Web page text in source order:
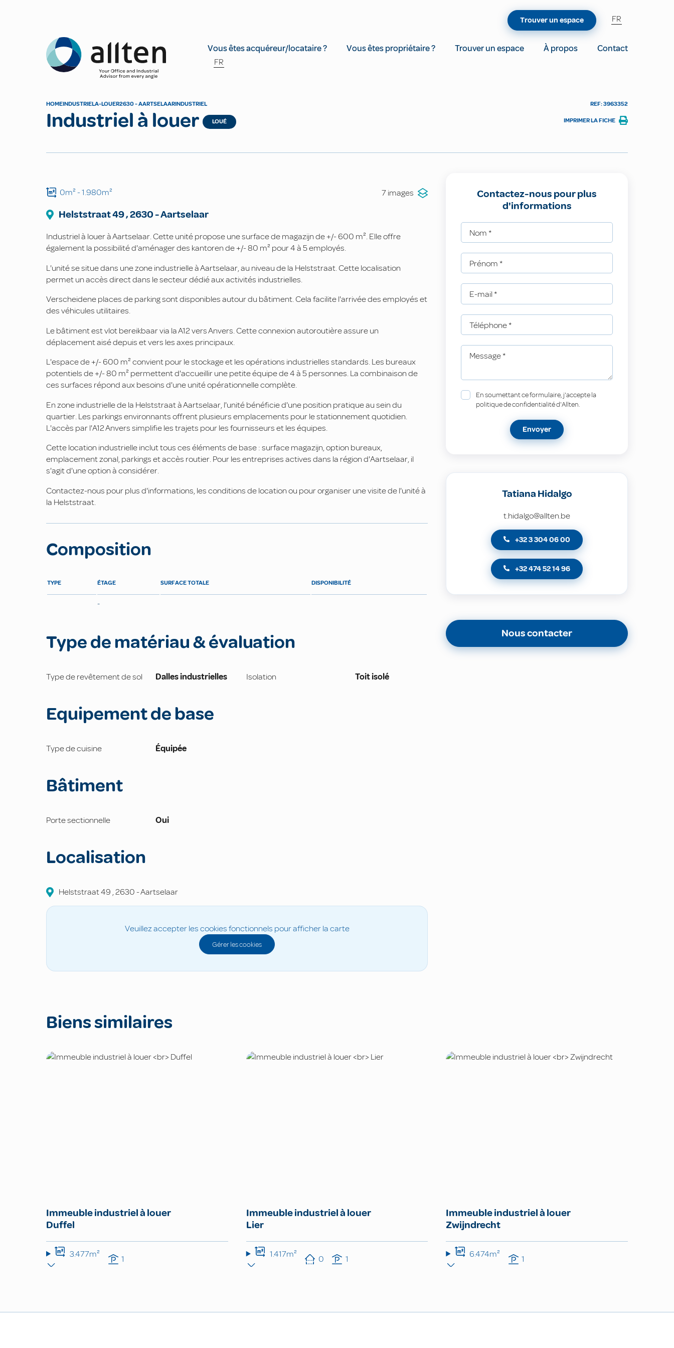
Allten
Vous êtes acquéreur/locataire ? Vous êtes propriétaire ? Trouver un espace À propos
Contact
FR
Trouver un espace FR
HOMEINDUSTRIELA-LOUER2630 - AARTSELAARINDUSTRIEL
Industriel à louer LOUÉ
REF: 3963352
IMPRIMER LA FICHE
0m²- 1.980m² 7 images
Helststraat 49,2630-Aartselaar
Industriel à louer à Aartselaar. Cette unité propose une surface de magazijn de +/- 600 m². Elle offre
également la possibilité d'aménager des kantoren de +/- 80 m² pour 4 à 5 employés.
L'unité se situe dans une zone industrielle à Aartselaar, au niveau de la Helststraat. Cette localisation
permet un accès direct dans le secteur dédié aux activités industrielles.
Verscheidene places de parking sont disponibles autour du bâtiment. Cela facilite l'arrivée des employés et
des véhicules utilitaires.
Le bâtiment est vlot bereikbaar via la A12 vers Anvers. Cette connexion autoroutière assure un
déplacement aisé depuis et vers les axes principaux.
L'espace de +/- 600 m² convient pour le stockage et les opérations industrielles standards. Les bureaux
potentiels de +/- 80 m² permettent d'accueillir une petite équipe de 4 à 5 personnes. La combinaison de
ces surfaces répond aux besoins d'une unité opérationnelle complète.
En zone industrielle de la Helststraat à Aartselaar, l'unité bénéficie d'une position pratique au sein du
quartier. Les parkings environnants offrent plusieurs emplacements pour le stationnement quotidien.
L'accès par l'A12 Anvers simplifie les trajets pour les fournisseurs et les équipes.
Cette location industrielle inclut tous ces éléments de base : surface magazijn, option bureaux,
emplacement zonal, parkings et accès routier. Pour les entreprises actives dans la région d'Aartselaar, il
s'agit d'une option à considérer.
Contactez-nous pour plus d'informations, les conditions de location ou pour organiser une visite de l'unité à
la Helststraat.
Composition
TYPE ÉTAGE SURFACE TOTALE DISPONIBILITÉ
-
Type de matériau & évaluation
Type de revêtement de sol Dalles industrielles Isolation Toit isolé
Equipement de base
Type de cuisine Équipée
Bâtiment
Porte sectionnelle Oui
Localisation
Helststraat 49 ,2630-Aartselaar
Veuillez accepter les cookies fonctionnels pour afficher la carte
Gérer les cookies
Contactez-nous pour plus
d'informations
Nom *
Prénom *
E-mail *
Téléphone*
Message*
En soumettant ce formulaire, j'accepte la
politique de confidentialité d'Allten.
Envoyer
Tatiana Hidalgo
t.hidalgo@allten.be
+32 3 304 06 00
+32 474 52 14 96
Nous contacter
Biens similaires
Immeuble industriel à louer
Duffel
3.477m² 1
Immeuble industriel à louer
Lier
1.417m² 0 1
Immeuble industriel à louer
Zwijndrecht
6.474m² 1